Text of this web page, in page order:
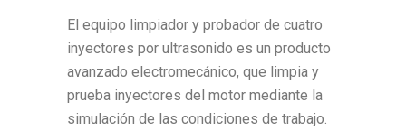
El equipo limpiador y probador de cuatro
inyectores por ultrasonido es un producto
avanzado electromecánico, que limpia y
prueba inyectores del motor mediante la
simulación de las condiciones de trabajo.